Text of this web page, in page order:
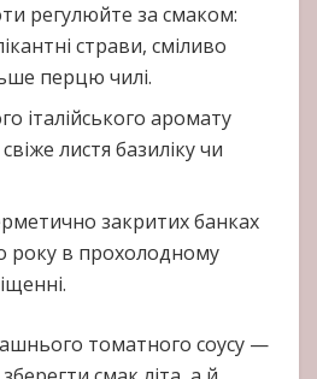
регулюйте за смаком:
страви, сміливо
перцю чилі.
італійського аромату
листя базиліку чи
закритих банках
року в прохолодному
томатного соусу —